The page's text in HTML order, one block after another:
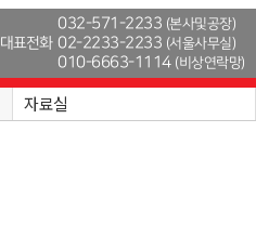
대표전화
032-571-2233 (본사및공장)
02-2233-2233 (서울사무실)
010-6663-1114 (비상연락망)
자료실